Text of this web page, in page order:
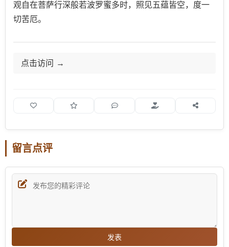
观自在菩萨行深般若波罗蜜多时，照见五蕴皆空，度一
切苦厄。
点击访问
留言点评
发表